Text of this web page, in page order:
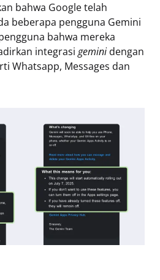
bahwa Google telah
beberapa pengguna Gemini
bahwa mereka
integrasi geminidengan
Whatsapp, Messages dan